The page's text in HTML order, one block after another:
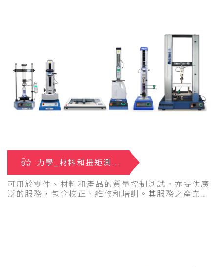
力學_材料和扭矩測試設備
可用於零件、材料和產品的質量控制測試。亦提供廣
泛的服務，包含校正、維修和培訓。其服務之產業涵